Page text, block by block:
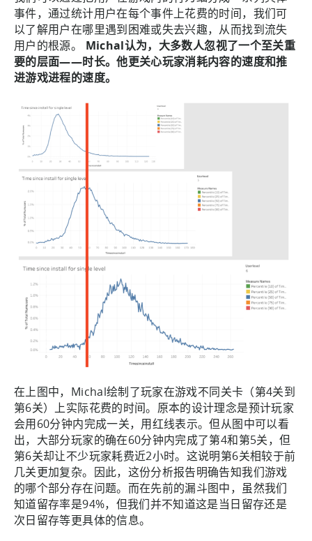
事件，通过统计用户在每个事件上花费的时间，我们可
以了解用户在哪里遇到困难或失去兴趣，从而找到流失
用户的根源。 Michal认为，大多数人忽视了一个至关重
要的层面——时长。他更关心玩家消耗内容的速度和推
进游戏进程的速度。
在上图中，Michal绘制了玩家在游戏不同关卡（第4关到
第6关）上实际花费的时间。原本的设计理念是预计玩家
会用60分钟内完成一关，用红线表示。但从图中可以看
出，大部分玩家的确在60分钟内完成了第4和第5关，但
第6关却让不少玩家耗费近2小时。这说明第6关相较于前
几关更加复杂。因此，这份分析报告明确告知我们游戏
的哪个部分存在问题。而在先前的漏斗图中，虽然我们
知道留存率是94%，但我们并不知道这是当日留存还是
次日留存等更具体的信息。